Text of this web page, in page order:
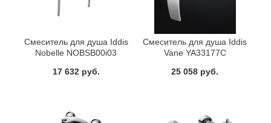
Смеситель для душа Iddis
Nobelle NOBSB00i03
17 632 руб.
Смеситель для душа Iddis
Vane YA33177C
25 058 руб.